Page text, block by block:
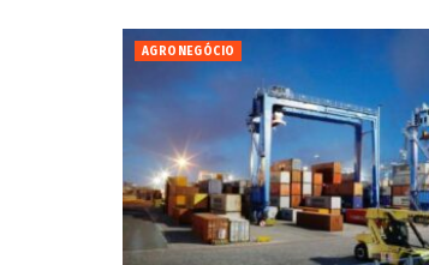
AGRONEGÓCIO